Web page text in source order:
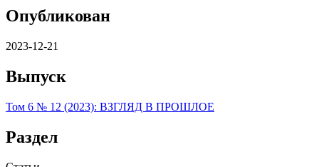
Опубликован
2023-12-21
Выпуск
Том 6 № 12 (2023): ВЗГЛЯД В ПРОШЛОЕ
Раздел